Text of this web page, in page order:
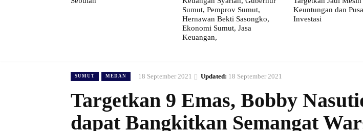
Sumut, Pemprov Sumut,
Hernawan Bekti Sasongko,
Ekonomi Sumut, Jasa
Keuangan,
Keuntungan dan
Investasi
SUMUT MEDAN 18 September 2021 Updated: 18 September 2021
Targetkan 9 Emas, Bobby
dapat Bangkitkan Semangat